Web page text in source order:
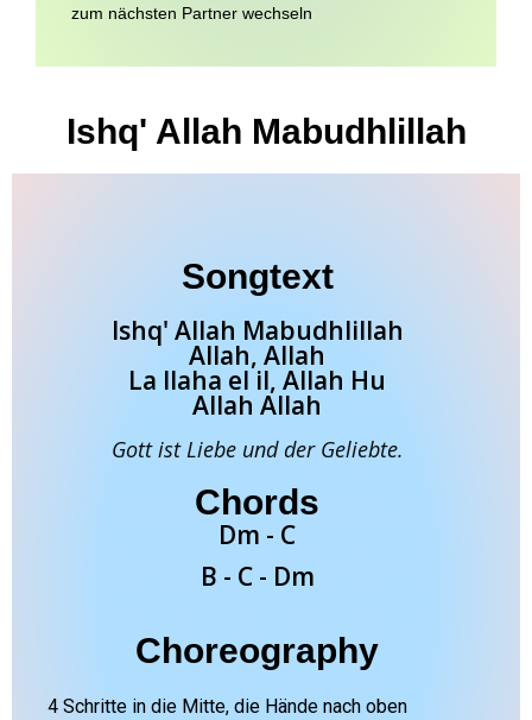
zum nächsten Partner wechseln
Ishq' Allah Mabudhlillah
Songtext
Ishq' Allah Mabudhlillah
Allah, Allah
La Ilaha el il, Allah Hu
Allah Allah
Gott ist Liebe und der Geliebte.
Chords
Dm - C
B - C - Dm
Choreography
4 Schritte in die Mitte, die Hände nach oben